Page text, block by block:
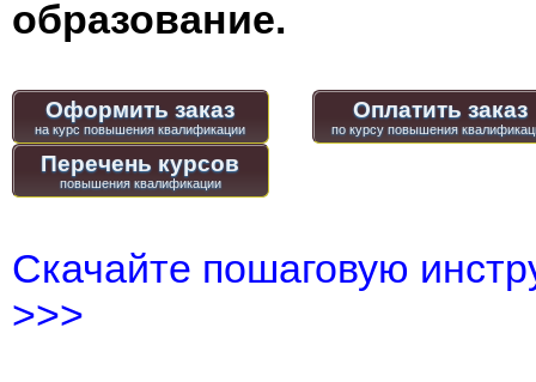
образование.
Оформить заказ Оплатить заказ
Перечень курсов
повышения квалификации
Скачайте пошаговую
>>>